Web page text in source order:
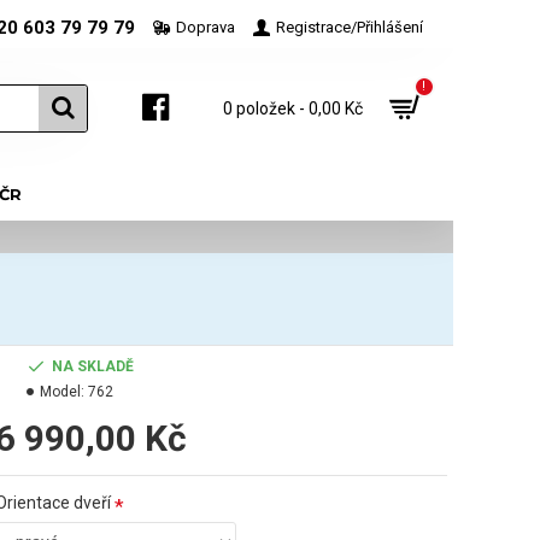
603 79 79 79 Doprava Registrace/Přihlášení
0 položek - 0,00 Kč
!
NA SKLADĚ
Model: 762
990,00 Kč
dveří